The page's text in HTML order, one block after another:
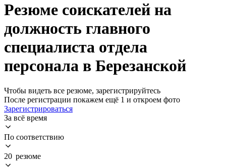
Резюме соискателей на
должность главного
специалиста отдела
персонала в Березанской
Чтобы видеть все резюме, зарегистрируйтесь
После регистрации покажем ещё 1 и откроем фото
Зарегистрироваться
За всё время
По соответствию
20 резюме